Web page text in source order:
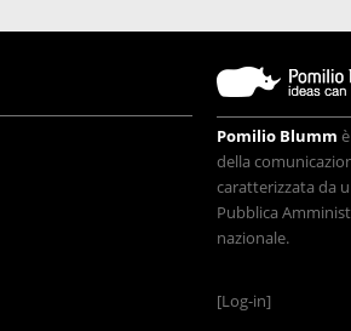
Pomilio Blumm
della
caratterizzata da
Pubblica
nazionale.
[Log-in]